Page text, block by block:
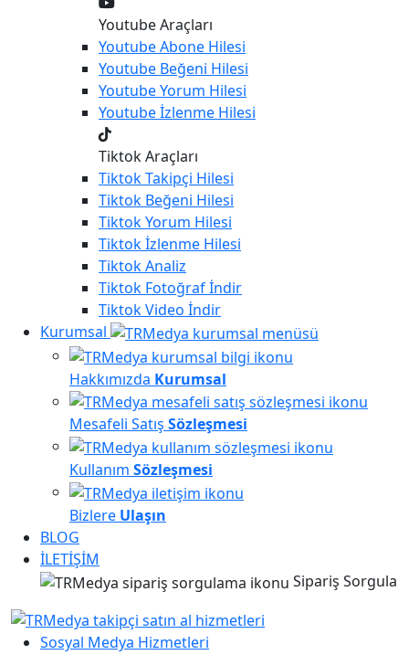
Youtube Araçları
YoutubeAbone Hilesi
Youtube Beğeni Hilesi
YoutubeYorum Hilesi
Youtubeİzlenme Hilesi
Tiktok Araçları
TiktokTakipçi Hilesi
Tiktok Beğeni Hilesi
TiktokYorum Hilesi
Tiktokİzlenme Hilesi
TiktokAnaliz
Tiktok Fotoğraf İndir
TiktokVideo İndir
Kurumsal
Hakkımızda Kurumsal
Mesafeli Satış Sözleşmesi
Kullanım Sözleşmesi
Bizlere Ulaşın
BLOG
İLETİŞİM
Sipariş Sorgula
Sosyal Medya Hizmetleri